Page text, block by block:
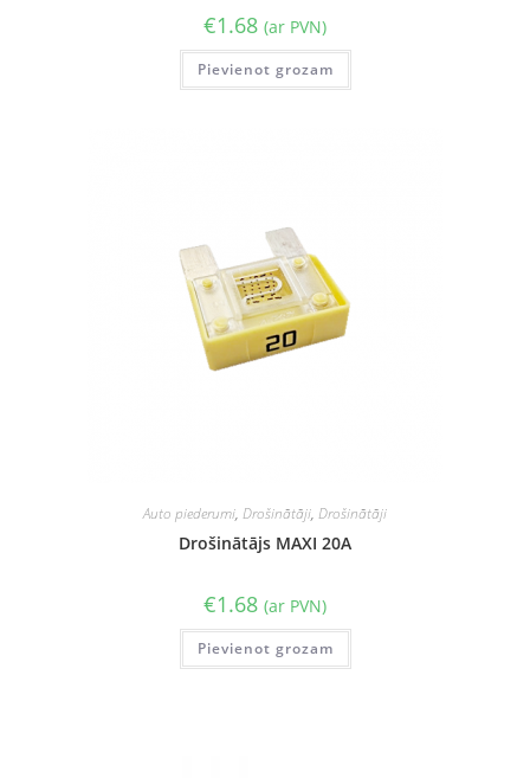
€1.68 (ar PVN)
Pievienot grozam
Auto piederumi, Drošinātāji, Drošinātāji
Drošinātājs MAXI 20A
€1.68 (ar PVN)
Pievienot grozam